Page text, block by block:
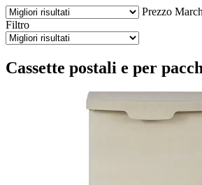
Prezzo
Filtro
Cassette postali e per